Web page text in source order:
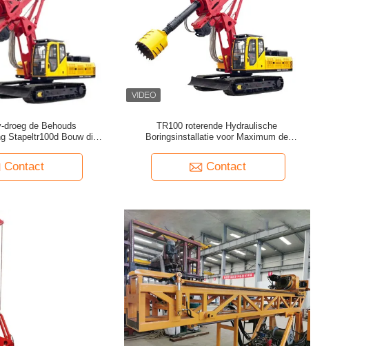
droeg de Behouds
Stapeltr100d Bouw die
Contact
TR100 roterende Hydraulische
Boringsinstallatie voor Maximum de
Contact